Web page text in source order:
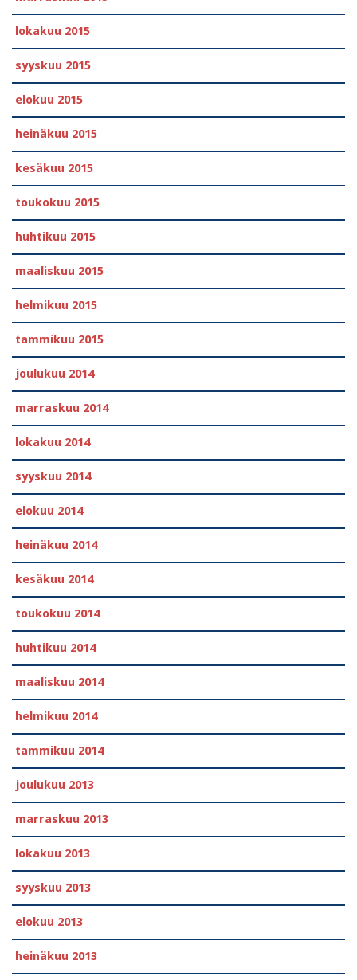
lokakuu 2015
syyskuu 2015
elokuu 2015
heinäkuu 2015
kesäkuu 2015
toukokuu 2015
huhtikuu 2015
maaliskuu 2015
helmikuu 2015
tammikuu 2015
joulukuu 2014
marraskuu 2014
lokakuu 2014
syyskuu 2014
elokuu 2014
heinäkuu 2014
kesäkuu 2014
toukokuu 2014
huhtikuu 2014
maaliskuu 2014
helmikuu 2014
tammikuu 2014
joulukuu 2013
marraskuu 2013
lokakuu 2013
syyskuu 2013
elokuu 2013
heinäkuu 2013